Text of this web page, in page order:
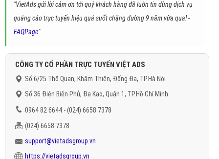
"VietAds gửi lời cảm ơn tới quý khách hàng đã luôn tin dùng dịch vụ
quảng cáo trực tuyến hiệu quả suốt chặng đường 9 năm vừa qua! -
FAQPage"
CÔNG TY CỔ PHẦN TRỰC TUYẾN VIỆT ADS
Số 6/25 Thổ Quan, Khâm Thiên, Đống Đa, TP.Hà Nội
Số 36 Điện Biên Phủ, Đa Kao, Quận 1, TP.Hồ Chí Minh
0964 82 6644 - (024) 6658 7378
(024) 6658 7378
support@vietadsgroup.vn
https://vietadsgroup.vn